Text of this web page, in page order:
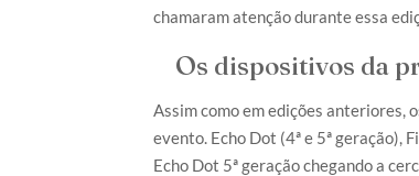
chamaram atenção durante essa
Os dispositivos da
Assim como em edições anteriores,
evento. Echo Dot (4ª e 5ª geração),
Echo Dot 5ª geração chegando a